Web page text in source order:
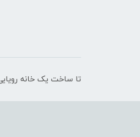
تا ساخت یک خانه